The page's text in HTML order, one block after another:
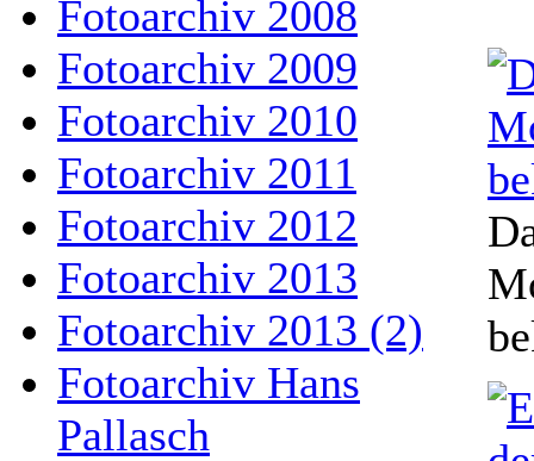
Fotoarchiv 2008
Fotoarchiv 2009
Fotoarchiv 2010
Fotoarchiv 2011
Fotoarchiv 2012
Fotoarchiv 2013
Fotoarchiv 2013 (2)
Fotoarchiv Hans
Pallasch